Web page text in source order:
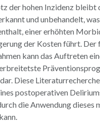
der hohen Inzidenz bleibt
und unbehandelt,
einer erhöhten
der Kosten führt. Der
kann das Auftreten
Diese
postoperativen
die Anwendung dieses